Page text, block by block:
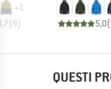
+1
(9) 5,0(
QUESTI